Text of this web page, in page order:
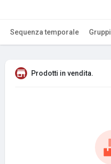
Sequenza temporale Gruppi
Prodotti in vendita.